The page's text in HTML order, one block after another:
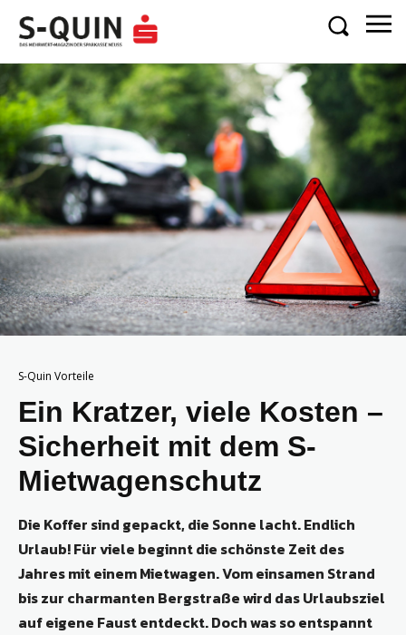
S-Quin Vorteile
Ein Kratzer, viele Kosten –
Sicherheit mit dem S-
Mietwagenschutz
Die Koffer sind gepackt, die Sonne lacht. Endlich
Urlaub! Für viele beginnt die schönste Zeit des
Jahres mit einem Mietwagen. Vom einsamen Strand
bis zur charmanten Bergstraße wird das Urlaubsziel
auf eigene Faust entdeckt. Doch was so entspannt